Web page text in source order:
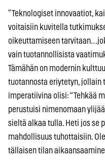
”Teknologiset innovaatiot,
voitaisiin kuvitella
oikeuttamiseen
vain tuotannollisista
Tämähän on modernin
tuotannosta eriytetyn, jollain
imperatiivina olisi: “Tehkää
perustuisi nimenomaan
sieltä alkaa tulla. Heti jos se
mahdollisuus tuhottaisiin.
tällaisen tilan